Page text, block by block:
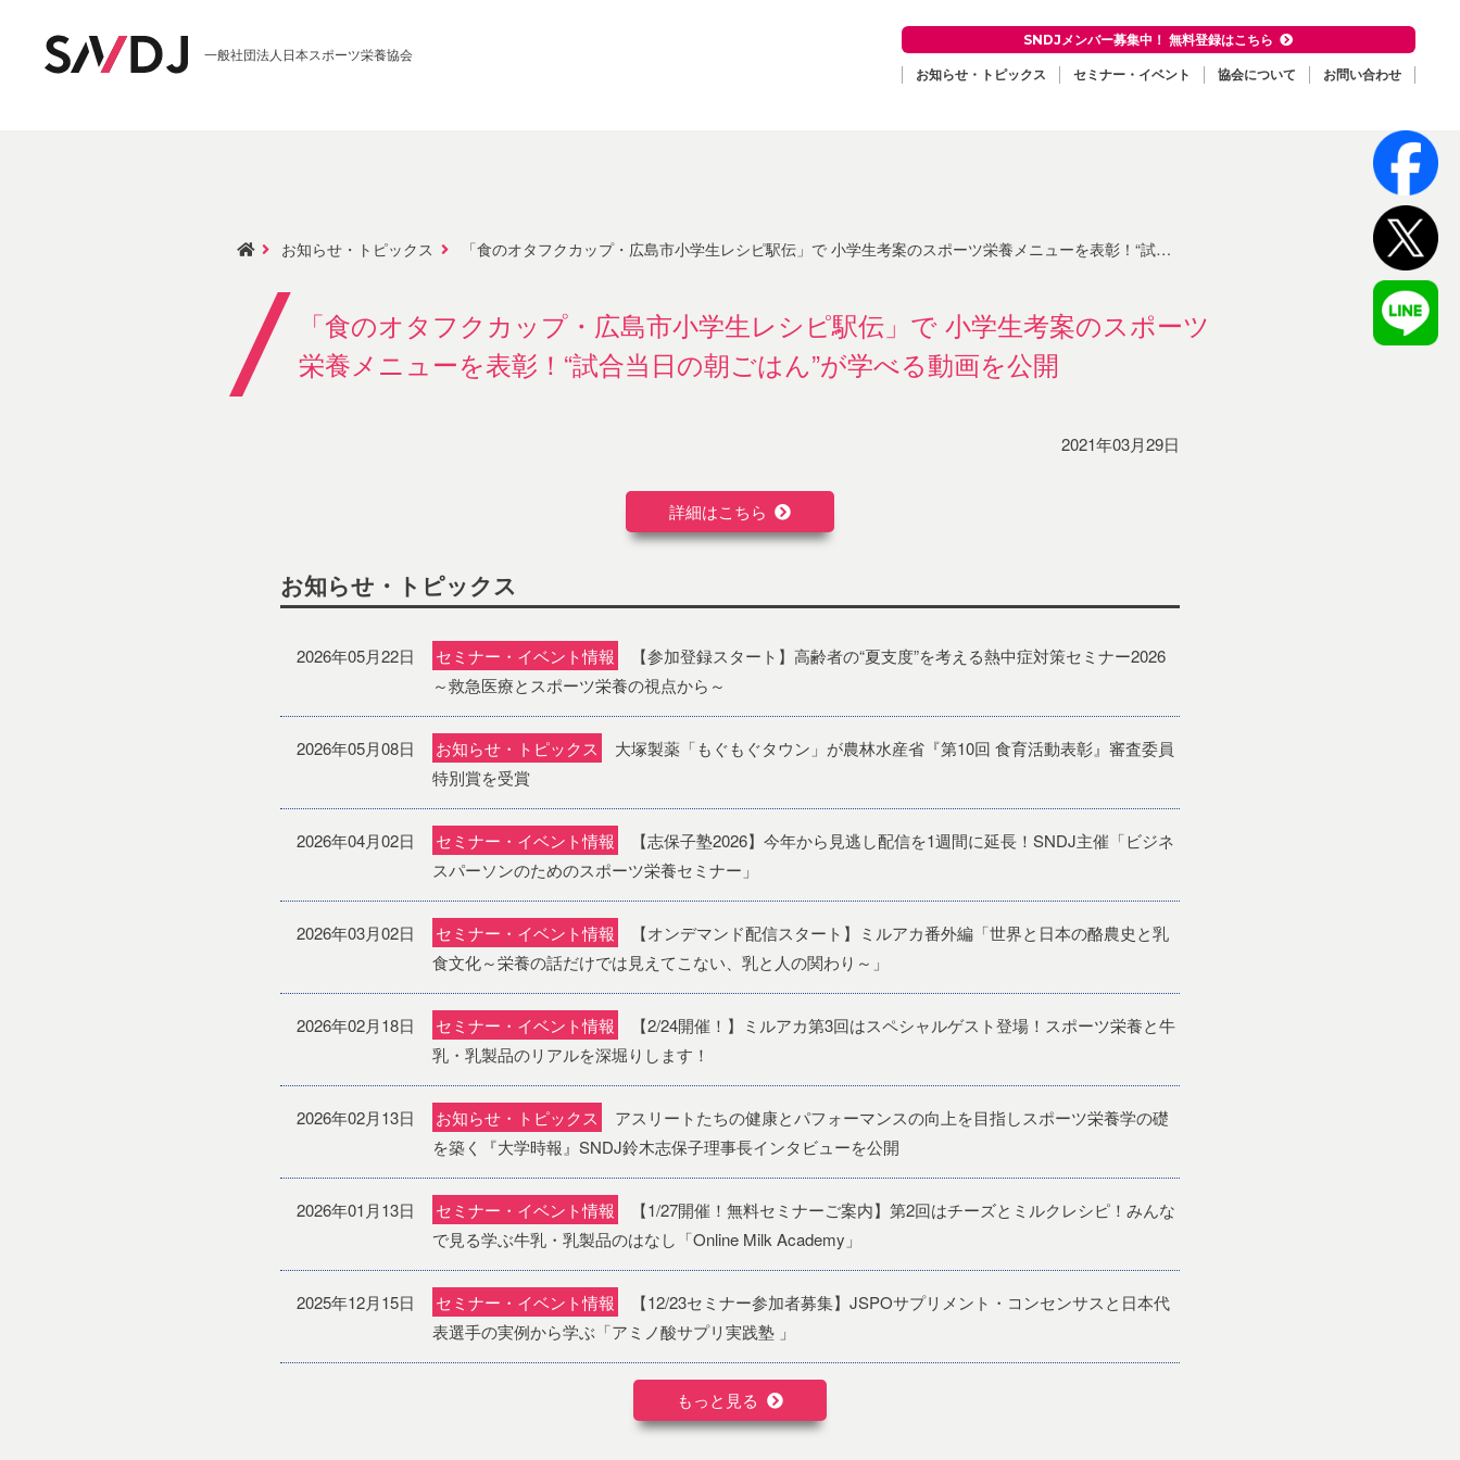
一般社団法人日本スポーツ栄養協会
SNDJメンバー募集中！ 無料登録はこちら
お知らせ・トピックス セミナー・イベント 協会について お問い合わせ
お知らせ・トピックス 「食のオタフクカップ・広島市小学生レシピ駅伝」で 小学生考案のスポーツ栄養メニューを表彰！“試合当日の朝ごはん”が学べる動画を公開
「食のオタフクカップ・広島市小学生レシピ駅伝」で 小学生考案のスポーツ
栄養メニューを表彰！“試合当日の朝ごはん”が学べる動画を公開
2021年03月29日
詳細はこちら
お知らせ・トピックス
2026年05月22日 セミナー・イベント情報
【参加登録スタート】高齢者の“夏支度”を考える熱中症対策セミナー2026
～救急医療とスポーツ栄養の視点から～
2026年05月08日 お知らせ・トピックス
大塚製薬「もぐもぐタウン」が農林水産省『第10回 食育活動表彰』審査委員
特別賞を受賞
2026年04月02日 セミナー・イベント情報
【志保子塾2026】今年から見逃し配信を1週間に延長！SNDJ主催「ビジネ
スパーソンのためのスポーツ栄養セミナー」
2026年03月02日 セミナー・イベント情報
【オンデマンド配信スタート】ミルアカ番外編「世界と日本の酪農史と乳
食文化～栄養の話だけでは見えてこない、乳と人の関わり～」
2026年02月18日 セミナー・イベント情報
【2/24開催！】ミルアカ第3回はスペシャルゲスト登場！スポーツ栄養と牛
乳・乳製品のリアルを深堀りします！
2026年02月13日 お知らせ・トピックス
アスリートたちの健康とパフォーマンスの向上を目指しスポーツ栄養学の礎
を築く『大学時報』SNDJ鈴木志保子理事長インタビューを公開
2026年01月13日 セミナー・イベント情報
【1/27開催！無料セミナーご案内】第2回はチーズとミルクレシピ！みんな
で見る学ぶ牛乳・乳製品のはなし「Online Milk Academy」
2025年12月15日 セミナー・イベント情報
【12/23セミナー参加者募集】JSPOサプリメント・コンセンサスと日本代
表選手の実例から学ぶ「アミノ酸サプリ実践塾 」
もっと見る